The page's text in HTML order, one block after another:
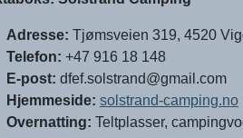
Adresse: Tjømsveien 319, 4520
Telefon: +47 916 18 148
E-post: dfef.solstrand@gmail.com
Hjemmeside: solstrand-camping.no
Overnatting: Teltplasser,